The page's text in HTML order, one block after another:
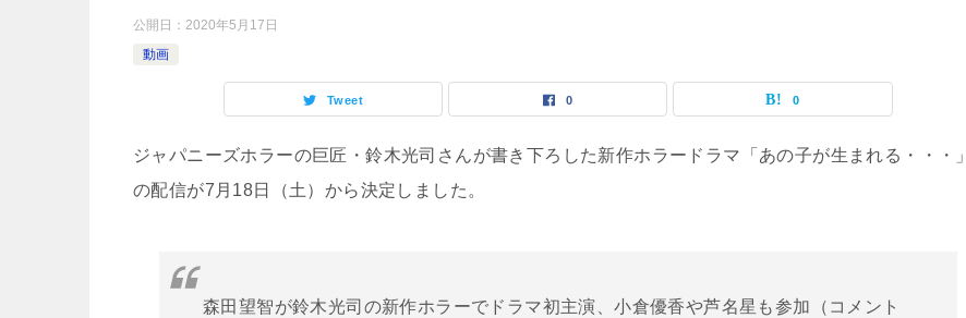
公開日： 2020年5月17日
動画
Tweet 0 0
ジャパニーズホラーの巨匠・鈴木光司さんが書き下ろした新作ホラードラマ「あの子が生まれる・・・」
の配信が7月18日（土）から決定しました。
森田望智が鈴木光司の新作ホラーでドラマ初主演、小倉優香や芦名星も参加（コメント